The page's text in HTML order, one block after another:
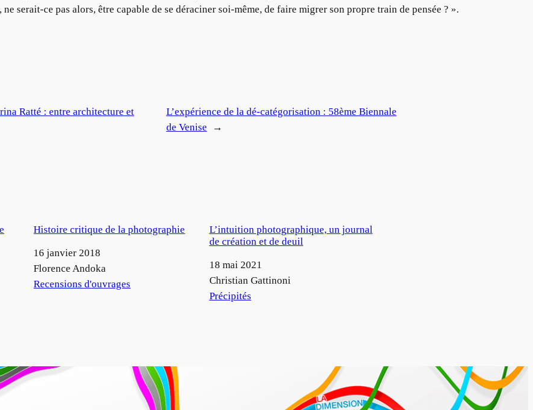
serait-ce pas alors, être capable de se déraciner soi-même, de faire migrer son propre train de pensée ? ».
Ratté : entre architecture et
L’expérience de la dé-catégorisation : 58ème Biennale
de Venise
→
Histoire critique de la photographie
Date
16 janvier 2018
Auteur
Florence Andoka
Par rapport à
Recensions d'ouvrages
L’intuition photographique, un journal
de création et de deuil
Date
18 mai 2021
Auteur
Christian Gattinoni
Par rapport à
Précipités